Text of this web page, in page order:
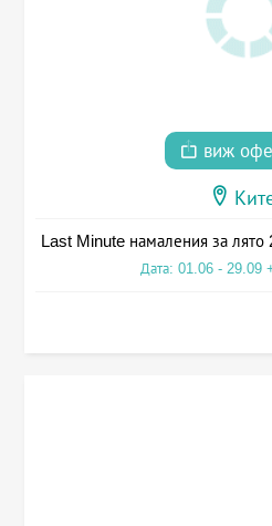
виж
Last Minute намаления за лято
Дата: 01.06 - 29.09